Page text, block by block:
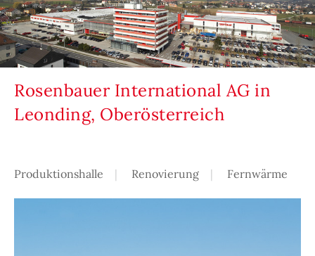
Rosenbauer International AG in
Leonding, Oberösterreich
Produktionshalle Renovierung Fernwärme